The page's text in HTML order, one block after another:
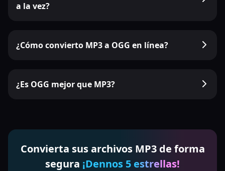
a la vez?
¿Cómo convierto MP3 a OGG en línea?
¿Es OGG mejor que MP3?
Convierta sus archivos MP3 de forma
segura ¡Dennos 5 estrellas!